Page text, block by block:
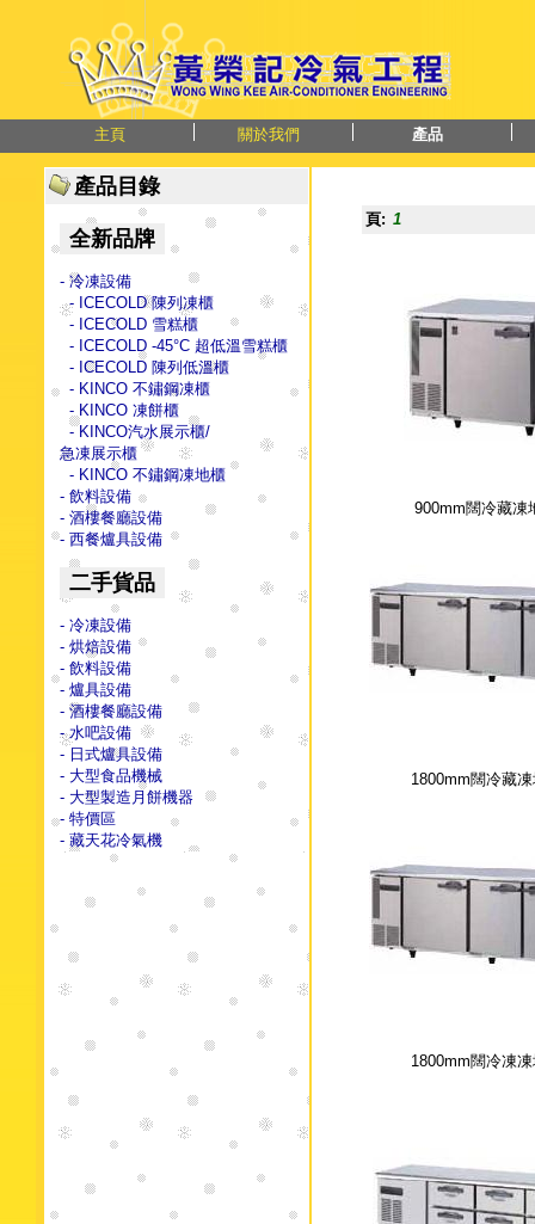
主頁 關於我們 產品
產品目錄
全新品牌
- 冷凍設備
- ICECOLD 陳列凍櫃
- ICECOLD 雪糕櫃
- ICECOLD -45°C 超低溫雪糕櫃
- ICECOLD 陳列低溫櫃
- KINCO 不鏽鋼凍櫃
- KINCO 凍餅櫃
- KINCO汽水展示櫃/
急凍展示櫃
- KINCO 不鏽鋼凍地櫃
- 飲料設備
- 酒樓餐廳設備
- 西餐爐具設備
二手貨品
- 冷凍設備
- 烘焙設備
- 飲料設備
- 爐具設備
- 酒樓餐廳設備
- 水吧設備
- 日式爐具設備
- 大型食品機械
- 大型製造月餅機器
- 特價區
- 藏天花冷氣機
頁: 1
900mm闊冷藏凍
1800mm闊冷藏
1800mm闊冷凍